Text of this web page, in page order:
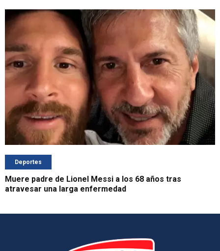
Deportes
Muere padre de Lionel Messi a los 68 años tras
atravesar una larga enfermedad